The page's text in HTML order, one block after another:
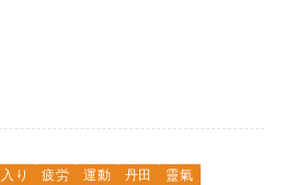
り 疲労 運動 丹田
靈氣